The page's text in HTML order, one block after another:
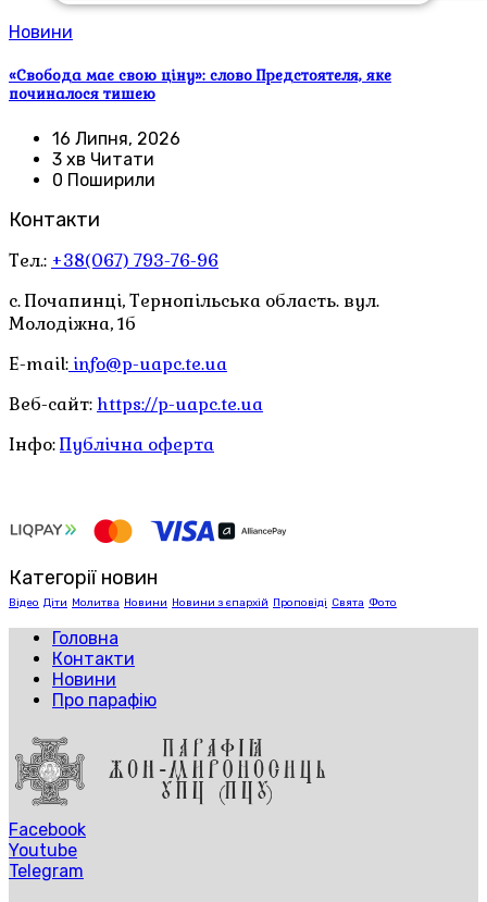
Новини
«Свобода має свою ціну»: слово Предстоятеля, яке
починалося тишею
16 Липня, 2026
3 хв Читати
0 Поширили
Контакти
Тел.: +38(067) 793-76-96
с. Почапинці, Тернопільська область. вул.
Молодіжна, 1б
E-mail: info@p-uapc.te.ua
Веб-сайт: https://p-uapc.te.ua
Інфо:Публічна оферта
Категорії новин
Відео Діти Молитва Новини Новини з єпархій Проповіді Свята Фото
Головна
Контакти
Новини
Про парафію
Facebook
Youtube
Telegram